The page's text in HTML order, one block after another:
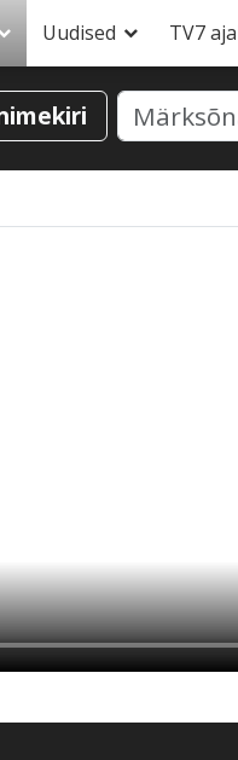
Uudised TV7